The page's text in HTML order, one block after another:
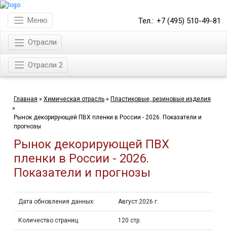
Тел.: +7 (495) 510-49-81
Меню
Отрасли
Отрасли 2
Главная » Химическая отрасль » Пластиковые, резиновые изделия
»
Рынок декорирующей ПВХ пленки в России - 2026. Показатели и
прогнозы
Рынок декорирующей ПВХ
пленки в России - 2026.
Показатели и прогнозы
Дата обновления данных: Август 2026 г.
Количество страниц: 120 стр.